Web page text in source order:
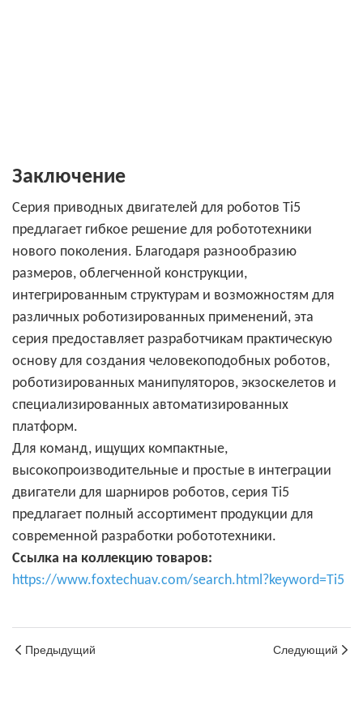
Заключение
Серия приводных двигателей для роботов Ti5
предлагает гибкое решение для робототехники
нового поколения. Благодаря разнообразию
размеров, облегченной конструкции,
интегрированным структурам и возможностям для
различных роботизированных применений, эта
серия предоставляет разработчикам практическую
основу для создания человекоподобных роботов,
роботизированных манипуляторов, экзоскелетов и
специализированных автоматизированных
платформ.
Для команд, ищущих компактные,
высокопроизводительные и простые в интеграции
двигатели для шарниров роботов, серия Ti5
предлагает полный ассортимент продукции для
современной разработки робототехники.
Ссылка на коллекцию товаров:
https://www.foxtechuav.com/search.html?keyword=Ti5
Предыдущий Следующий